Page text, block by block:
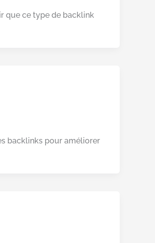
que ce type de backlink
backlinks pour améliorer